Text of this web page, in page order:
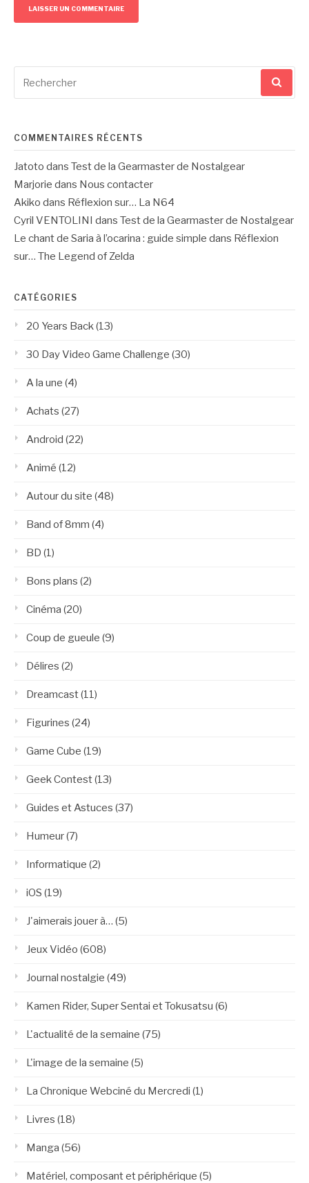
pour
COMMENTAIRES RÉCENTS
Jatoto dans Test de la Gearmaster de Nostalgear
Marjorie dans Nous contacter
Akiko dans Réflexion sur… La N64
Cyril VENTOLINI dans Test de la Gearmaster de Nostalgear
Le chant de Saria à l’ocarina : guide simple dans Réflexion
sur… The Legend of Zelda
CATÉGORIES
20 Years Back(13)
30 Day Video Game Challenge (30)
A la une (4)
Achats (27)
Android (22)
Animé (12)
Autour du site (48)
Band of 8mm (4)
BD (1)
Bons plans (2)
Cinéma (20)
Coup de gueule (9)
Délires (2)
Dreamcast(11)
Figurines (24)
Game Cube (19)
Geek Contest(13)
Guides et Astuces (37)
Humeur(7)
Informatique (2)
iOS (19)
J'aimerais jouer à… (5)
Jeux Vidéo (608)
Journal nostalgie (49)
Kamen Rider, Super Sentai et Tokusatsu (6)
L'actualité de la semaine (75)
L'image de la semaine (5)
La Chronique Webciné du Mercredi (1)
Livres (18)
Manga (56)
Matériel, composant et périphérique (5)